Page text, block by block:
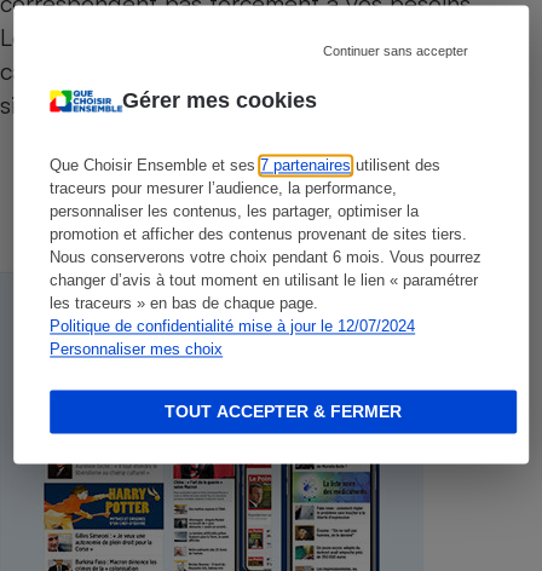
Gérer mes cookies
Que Choisir Ensemble et ses7 partenaires utilisent des
traceurs pour mesurer l’audience, la performance,
personnaliser les contenus, les partager, optimiser la
promotion et afficher des contenus provenant de sites tiers.
Nous conserverons votre choix pendant 6 mois. Vous pourrez
changer d’avis à tout moment en utilisant le lien « paramétrer
les traceurs » en bas de chaque page.
Politique de confidentialité mise à jour le 12/07/2024
Personnaliser mes choix
Continuer sans accepter
TOUT ACCEPTER & FERMER
Lorsqu’il s’agit effectivement d’une publicité, un
cartouche de texte « Annonce » sur fond bleu le
signale.